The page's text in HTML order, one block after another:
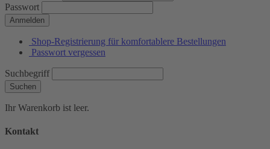
Passwort
Anmelden
Shop-Registrierung für komfortablere Bestellungen
Passwort vergessen
Suchbegriff
Suchen
Ihr Warenkorb ist leer.
Kontakt